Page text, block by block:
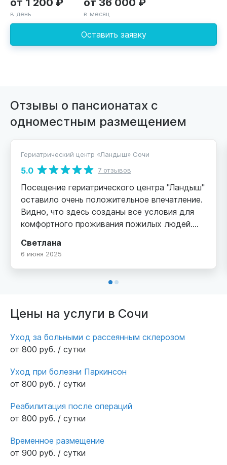
Оставить заявку
в день в месяц
Отзывы о пансионатах с
одноместным размещением
Гериатрический центр «Ландыш» Сочи
5.0 7 отзывов
Посещение гериатрического центра "Ландыш"
оставило очень положительное впечатление.
Видно, что здесь созданы все условия для
комфортного проживания пожилых людей.
дружелюбная. Пообщались с Еленой
медицинская лицензия - для меня это
престарелых. Достойный и уютный интерьер,
лифт, спортзал, большой холл. Очень
понравился парк с фонтаном и видом на
море. Достойное место! Рекомендую!
Светлана
6 июня 2025
Цены на услуги в Сочи
Уход за больными с рассеянным склерозом
от 800 руб. / сутки
Уход при болезни Паркинсон
от 800 руб. / сутки
Реабилитация после операций
от 800 руб. / сутки
Временное размещение
от 900 руб. / сутки